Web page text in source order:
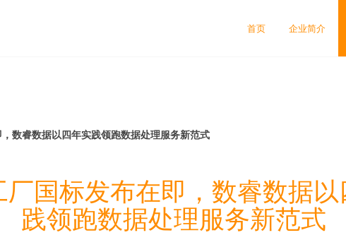
首页 企业简介
数睿数据以四年实践领跑数据处理服务新范式
厂国标发布在即，数睿数据
践领跑数据处理服务新范式